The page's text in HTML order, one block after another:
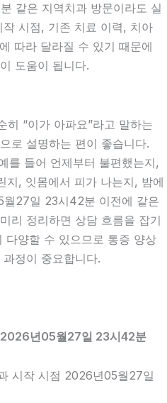
같은 지역치과 방문이라도 실
시점, 기존 치료 이력, 치아
따라 달라질 수 있기 때문에
도움이 됩니다.
히 “이가 아파요”라고 말하는
로 설명하는 편이 좋습니다.
들어 언제부터 불편했는지,
지, 잇몸에서 피가 나는지, 밤에
27일 23시42분 이전에 같은
리 정리하면 상담 흐름을 잡기
다양할 수 있으므로 통증 양상
정이 중요합니다.
2026년05월27일 23시42분
시작 시점 2026년05월27일